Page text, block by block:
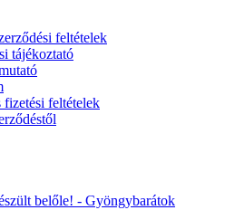
feltételek
tájékoztató
fizetési feltételek
belőle! - Gyöngybarátok